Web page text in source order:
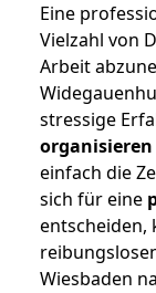
Eine
Vielzahl von
Arbeit
stressige
organisieren
einfach die
sich für eine
entscheiden,
Wiesbaden